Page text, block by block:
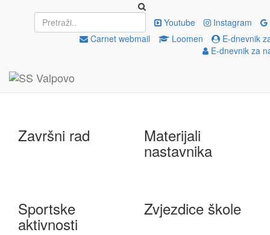
Youtube Instagram
Carnet webmail
Loomen
E-dnevnik
E-dnevnik za
Upisi EU projekti
e-Škole
Završni rad Materijali
nastavnika
Sportske
aktivnosti
Zvjezdice škole